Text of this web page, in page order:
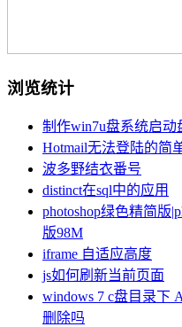
浏览统计
制作win7u盘系统启
Hotmail无法登陆的简
波多野结衣番号
distinct在sql中的应用
photoshop绿色精简版
版98M
iframe 自适应高度
js如何刷新当前页面
windows 7 c盘目录下
删除吗